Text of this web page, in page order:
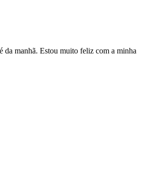
da manhã. Estou muito feliz com a minha